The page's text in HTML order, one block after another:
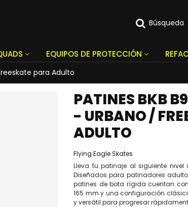
Búsqueda
EQUIPOS DE PROTECCIÓN
para Adulto
PATINES BKB
- URBANO /
ADULTO
Flying Eagle Skates
Lleva tu patinaje al siguiente nivel
Diseñados para patinadores
patines de bota rígida cuentan
165 mm y una configuración
y versátil para progresar